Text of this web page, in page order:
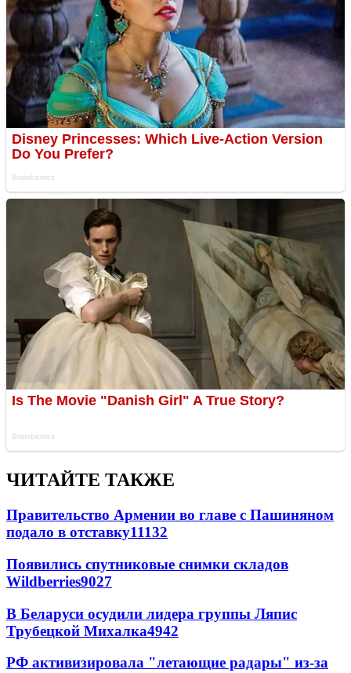
ЧИТАЙТЕ ТАКЖЕ
Правительство Армении во главе с Пашиняном
подало в отставку11132
Появились спутниковые снимки складов
Wildberries9027
В Беларуси осудили лидера группы Ляпис
Трубецкой Михалка4942
РФ активизировала "летающие радары" из-за